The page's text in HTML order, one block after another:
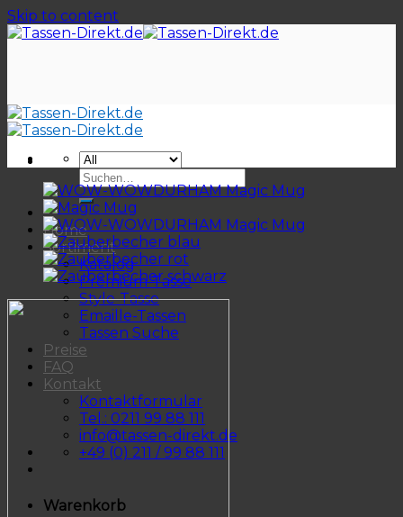
Skip to content
Home
Sortiment
Katalog
Premium-Tasse
Style-Tasse
Emaille-Tassen
Tassen Suche
Preise
FAQ
Kontakt
Kontaktformular
Tel.: 0211 99 88 111
info@tassen-direkt.de
+49 (0) 211 / 99 88 111
Warenkorb